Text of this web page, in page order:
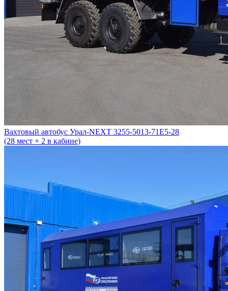
Вахтовый автобус Урал-NEXT 3255-5013-71Е5-28
(28 мест + 2 в кабине)